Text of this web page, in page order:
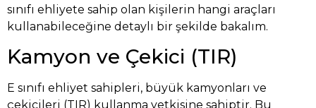
sınıfı ehliyete sahip olan kişilerin hangi araçları
kullanabileceğine detaylı bir şekilde bakalım.
Kamyon ve Çekici (TIR)
E sınıfı ehliyet sahipleri, büyük kamyonları ve
çekicileri (TIR) kullanma yetkisine sahiptir. Bu